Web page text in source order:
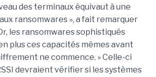
des terminaux équivaut à une
ransomwares », a fait remarquer
les ransomwares sophistiqués
plus ces capacités mêmes avant
ne commence. » Celle-ci
devraient vérifier si les systèmes